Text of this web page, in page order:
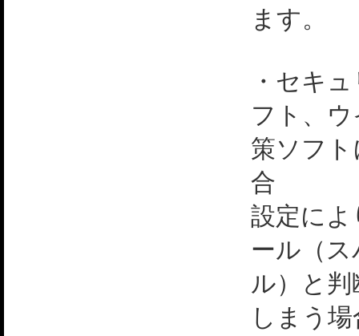
ます。
・セキ
フト、
策ソフ
合
設定に
ール（
ル）と
しまう